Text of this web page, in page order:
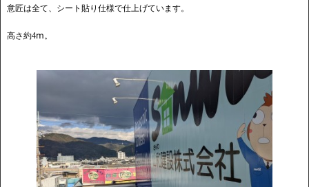
意匠は全て、シート貼り仕様で仕上げています。
高さ約4ⅿ。